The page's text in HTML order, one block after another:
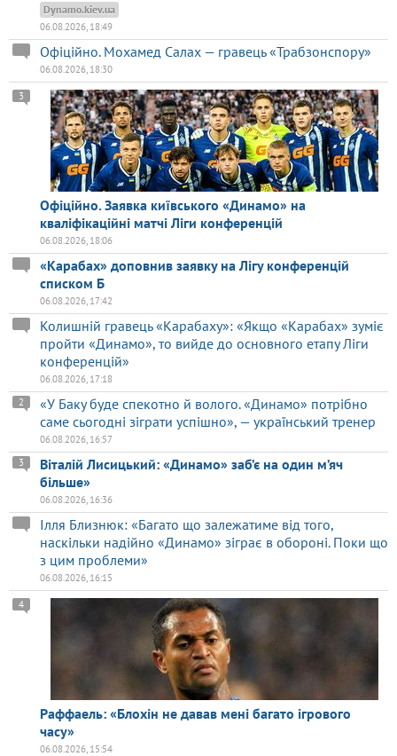
Dynamo.kiev.ua
06.08.2026, 18:49
Офіційно. Мохамед Салах — гравець «Трабзонспору»
06.08.2026, 18:30
Офіційно. Заявка київського «Динамо» на
кваліфікаційні матчі Ліги конференцій
3
06.08.2026, 18:06
«Карабах» доповнив заявку на Лігу конференцій
списком Б
06.08.2026, 17:42
Колишній гравець «Карабаху»: «Якщо «Карабах» зуміє
пройти «Динамо», то вийде до основного етапу Ліги
конференцій»
06.08.2026, 17:18
«У Баку буде спекотно й волого. «Динамо» потрібно
саме сьогодні зіграти успішно», — український тренер
2
06.08.2026, 16:57
Віталій Лисицький: «Динамо» заб’є на один м’яч
більше»
3
06.08.2026, 16:36
Ілля Близнюк: «Багато що залежатиме від того,
наскільки надійно «Динамо» зіграє в обороні. Поки що
з цим проблеми»
06.08.2026, 16:15
Раффаель: «Блохін не давав мені багато ігрового
часу»
4
06.08.2026, 15:54